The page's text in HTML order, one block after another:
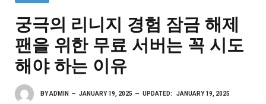
궁극의 리니지 경험 잠금 해제
팬을 위한 무료 서버는 꼭 시도
해야 하는 이유
BYADMIN JANUARY 19, 2025 UPDATED: JANUARY 19, 2025